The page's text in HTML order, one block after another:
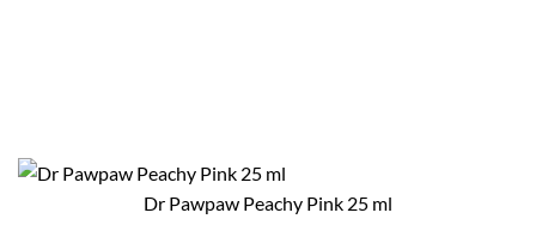
Dr Pawpaw Peachy Pink 25 ml